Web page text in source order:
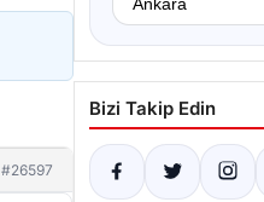
#26597
Bizi Takip Edin